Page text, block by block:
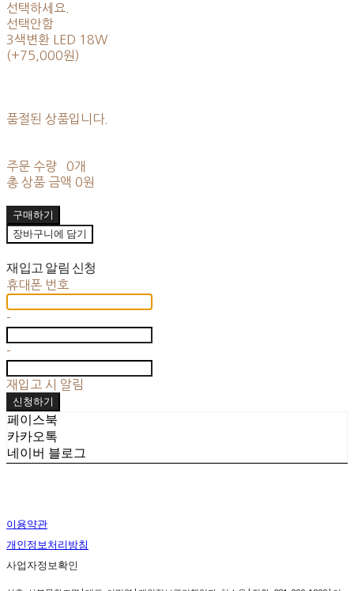
선택하세요.
선택안함
3색변환 LED 18W
(+75,000원)
품절된 상품입니다.
주문 수량
0개
총 상품 금액 0원
구매하기
장바구니에 담기
재입고 알림 신청
휴대폰 번호
-
-
재입고 시 알림
신청하기
페이스북
카카오톡
네이버 블로그
이용약관
개인정보처리방침
사업자정보확인